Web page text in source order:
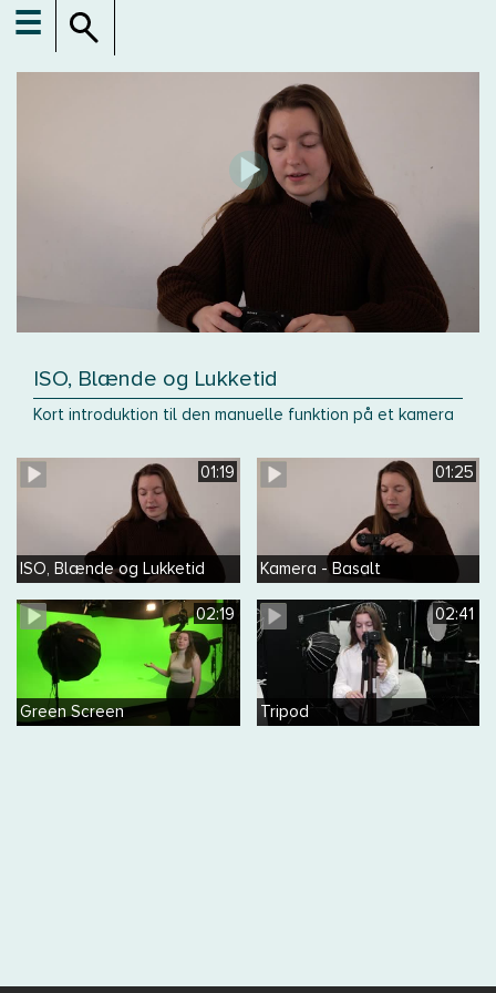
☰
ISO, Blænde og Lukketid
Kort introduktion til den manuelle funktion på et kamera
01:19
ISO, Blænde og Lukketid
01:25
Kamera - Basalt
02:19
Green Screen
02:41
Tripod